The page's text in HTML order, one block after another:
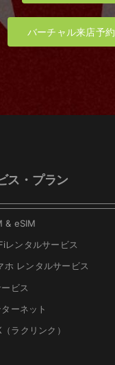
バーチャル来店予約
ス・プラン
& eSIM
レンタルサービス
ホ レンタルサービス
ビス
ーネット
ラクリンク）